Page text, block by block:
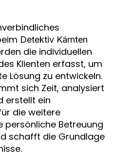
Detektiv Kärnten
die individuellen
Klienten erfasst, um
Lösung zu entwickeln.
sich Zeit, analysiert
erstellt ein
die weitere
persönliche Betreuung
schafft die Grundlage